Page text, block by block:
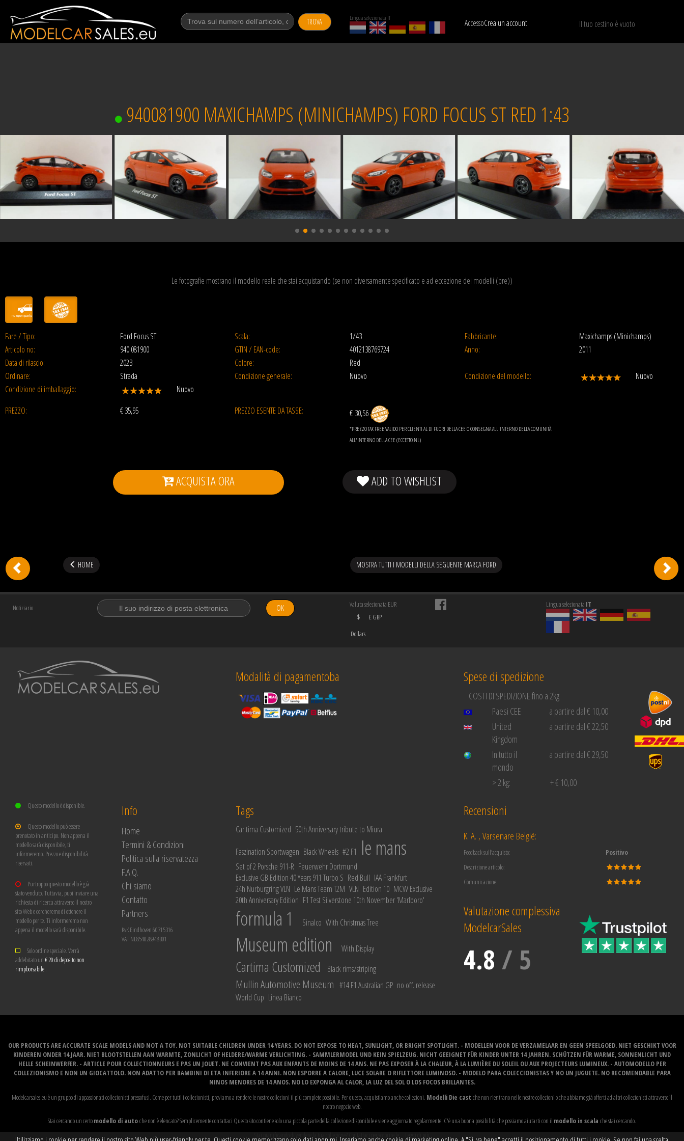
TROVA Lingua selezionata IT AccessoCrea un account Il tuo cestino è vuoto
Mostra solo I modelli disponibili RIPRISTINA
940081900 MAXICHAMPS (MINICHAMPS) FORD FOCUS ST RED 1:43
Le fotografie mostrano il modello reale che stai acquistando (se non diversamente specificato e ad eccezione dei modelli (pre))
Fare / Tipo: Ford Focus ST Scala: 1/43 Fabbricante:
Maxichamps (Minichamps)
Articolo no:
940 081900 GTIN / EAN-code: 4012138769724 Anno:
2011
Data di rilascio:
2023 Colore:
Red
Ordinare:
Strada Condizione generale: Nuovo Condizione del modello:
Nuovo
Condizione di imballaggio:
Nuovo
PREZZO:
€35,95 PREZZO ESENTE DA TASSE: € 30,56
*PREZZO TAX FREE VALIDO PER CLIENTI AL DI FUORI DELLA CEE O CONSEGNA ALL'INTERNO DELLA COMUNITÀ
ALL'INTERNO DELLA CEE (ECCETTO NL)
ACQUISTA ORA ADD TO WISHLIST
HOME MOSTRA TUTTI I MODELLI DELLA SEGUENTE MARCA FORD
Notiziario OK
Valuta selezionata EUR
$
Dollars
£ GBP
Lingua selezionata IT
Modalità di pagamentoba Spese di spedizione
COSTI DI SPEDIZIONE fino a 2kg
Paesi CEE
a partire dal € 10,00
United
Kingdom
a partire dal € 22,50
In tutto il
mondo
a partire dal € 29,50
> 2 kg: + € 10,00
Questo modello è disponible.
Questo modello può essere
prenotato in anticipo. Non appena il
modello sarà disponibile, ti
informeremo. Prezzo e disponibilità
riservati.
Purtroppo questo modello è già
stato venduto. Tuttavia, puoi inviare una
richiesta di ricerca attraverso il nostro
sito Web e cercheremo di ottenere il
modello per te. Ti informeremo non
appena il modello sarà disponibile.
Solo ordine speciale. Verrà
addebitato un€ 20 di deposito non
rimpborsabile.
Info
Home
Termini & Condizioni
Politica sulla riservatezza
F.A.Q.
Chi siamo
Contatto
Partners
KvK Eindhoven 60715316
VAT NL854028948B01
Tags
Car.tima Customized 50th Anniversary tribute to Miura
Faszination Sportwagen Black Wheels #2 F1 le mans
Set of 2 Porsche 911-R Feuerwehr Dortmund
Exclusive GB Edition 40 Years 911 Turbo S Red Bull IAA Frankfurt
24h Nurburgring VLN Le Mans Team T2M VLN Edition 10 MCW Exclusive
20th Anniversary Edition F1 Test Silverstone 10th November 'Marlboro'
formula 1 Sinalco With Christmas Tree
Museum edition With Display
Cartima Customized Black rims/striping
Mullin Automotive Museum #14 F1 Australian GP no off. release
World Cup Linea Bianco
Recensioni
K. A. , Varsenare België:
Feedback sull’acquisto:
Positivo
Descrizione articolo:
Comunicazione:
Valutazione complessiva
ModelcarSales
4.8 / 5
OUR PRODUCTS ARE ACCURATE SCALE MODELS AND NOT A TOY. NOT SUITABLE CHILDREN UNDER 14 YEARS. DO NOT EXPOSE TO HEAT, SUNLIGHT, OR BRIGHT SPOTLIGHT. - MODELLEN VOOR DE VERZAMELAAR EN GEEN SPEELGOED. NIET GESCHIKT VOOR
KINDEREN ONDER 14 JAAR. NIET BLOOTSTELLEN AAN WARMTE, ZONLICHT OF HELDERE/WARME VERLICHTING. - SAMMLERMODEL UND KEIN SPIELZEUG. NICHT GEEIGNET FÜR KINDER UNTER 14 JAHREN. SCHÜTZEN FÜR WARME, SONNENLICHT UND
HELLE SCHEINWERFER. - ARTICLE POUR COLLECTIONNEURS E PAS UN JOUET. NE CONVIENT PAS AUX ENFANTS DE MOINS DE 14 ANS. NE PAS EXPOSER À LA CHALEUR, À LA LUMIÈRE DU SOLEIL OU AUX PROJECTEURS LUMINEUX. - AUTOMODELLO PER
COLLEZIONISMO E NON UN GIOCATTOLO. NON ADATTO PER BAMBINI DI ETA INFERIORE A 14 ANNI. NON ESPORRE A CALORE, LUCE SOLARE O RIFLETTORE LUMINOSO. - MODELO PARA COLECCIONISTAS Y NO UN JUGUETE. NO RECOMENDABLE PARA
NINOS MENORES DE 14 ANOS. NO LO EXPONGA AL CALOR, LA LUZ DEL SOL O LOS FOCOS BRILLANTES.
Modelcarsales.eu è un gruppo di appassionati collezionisti pressofusi. Come per tutti i collezionisti, proviamo a rendere le nostre collezioni il più complete possibile. Per questo, acquistiamo anche collezioni. Modelli Die cast che non rientrano nelle nostre collezioni o che abbiamo già offerti ad altri collezionisti attraverso il
nostro negozio web.
Stai cercando un certomodello di autoche non è elencato? Semplicemente contattaci Questo sito contiene solo una piccola parte della collezione disponibile e viene aggiornato regolarmente. C'è una buona possibilità che possiamo aiutarti con il modello in scala che stai cercando.
Stai pianificando di vendere la tua collezione? Contattaci per scoprire le...
Leggi di più